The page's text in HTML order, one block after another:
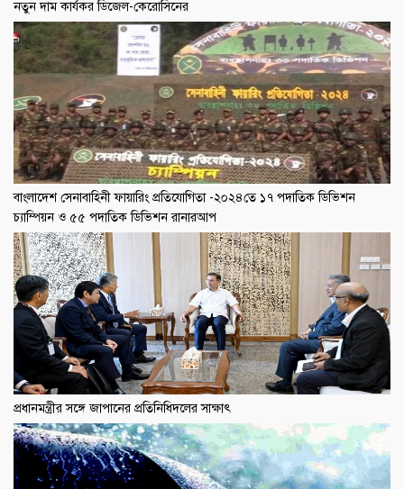
নতুন দাম কার্যকর ডিজেল-কেরোসিনের
বাংলাদেশ সেনাবাহিনী ফায়ারিং প্রতিযোগিতা -২০২৪তে ১৭ পদাতিক ডিভিশন
চ্যাম্পিয়ন ও ৫৫ পদাতিক ডিভিশন রানারআপ
প্রধানমন্ত্রীর সঙ্গে জাপানের প্রতিনিধিদলের সাক্ষাৎ